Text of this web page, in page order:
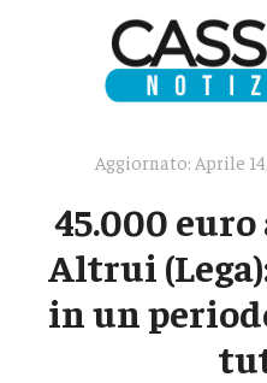
Aggiornato: Aprile
45.000
Altrui
in un